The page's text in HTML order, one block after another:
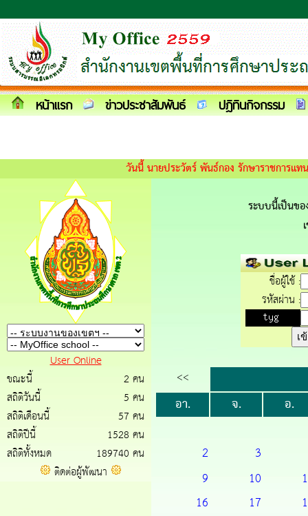
หน้าแรก ข่าวประชาสัมพันธ์ ปฎิทินกิจกรรม
วันนี้ นายประวัตร์ พันธ์กอง รักษาราชการแ
User Online
ขณะนี้
2 คน
สถิติวันนี้
5 คน
สถิติเดือนนี้
57 คน
สถิติปีนี้
1528 คน
สถิติทั้งหมด
189740 คน
ติดต่อผู้พัฒนา
ระบบนี้เป็นข
ชื่อผู้ใช้ :
รหัสผ่าน :
<<
อา. จ. อ.
2
3
9
10
16
17